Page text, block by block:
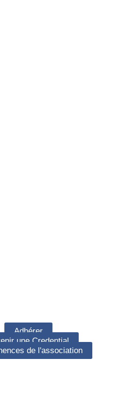
Adhérer
une Credential
de l'association